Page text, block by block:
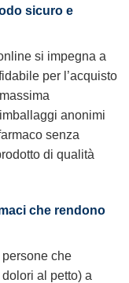
sicuro e
si impegna a
per l’acquisto
anonimi
senza
di qualità
che rendono
che
al petto) a